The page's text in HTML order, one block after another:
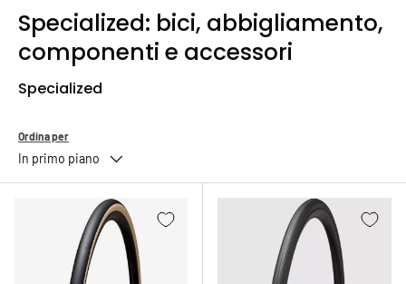
Specialized: bici, abbigliamento,
componenti e accessori
Specialized
Ordina per
In primo piano